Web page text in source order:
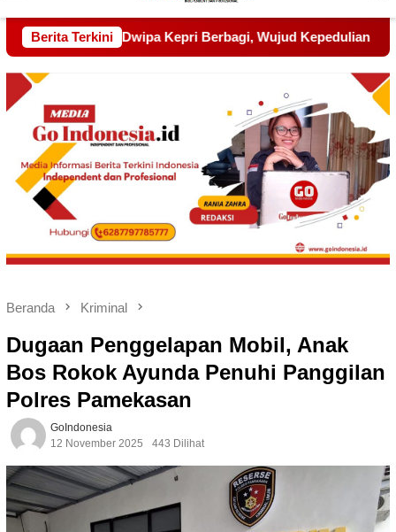
Mobile
Berita Terkini
Kepedulian kepada Pondok Tahfidz Yatim dan Dhuafa
Beranda Kriminal
Dugaan Penggelapan Mobil, Anak
Bos Rokok Ayunda Penuhi Panggilan
Polres Pamekasan
GoIndonesia
12 November 2025
443 Dilihat